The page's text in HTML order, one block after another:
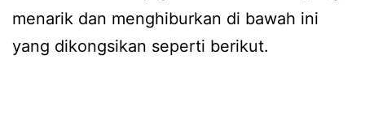
menarik dan menghiburkan di bawah ini
yang dikongsikan seperti berikut.